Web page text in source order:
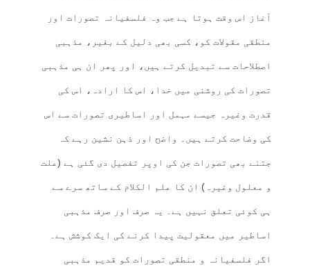
آغاز اس وقت ہوتا ہے جب وہ فلسفیانہ تصورات اور
منطقی مقولات کو، کسی بھی دلیل کے بغیر، مذہبی
اصطلاحات سے تبدیل کرتے ہیں، اور پھر ان ہی مذہبی
تصورات کی روشنی میں خدا، اس کا ارادہ، اس کی
قدرت وغیرہ جیسے مہمل اور اساطیری تصورات سے اس
کی وضاحت کرتے ہیں۔ واضح اور ذہن نشین رہے کہ
جتنے بھی تصورات جن کی اوپر تفصیل دی گئی ہے (علت
و معلول وغیرہ) ان کا علم الکلام کے ساتھ سرے سے
ہی کوئی تعلق نہیں ہے۔ یہ صرف اور صرف مذہبی
اساطیر میں معقولیت پیدا کرنے کی ایک کوشش ہے۔
اگر فلسفیانہ و منطقی تصورات کو قدیم مذہبی